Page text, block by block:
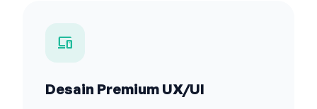
devices
Desain Premium UX/UI